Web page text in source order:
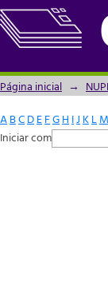
Filtrador
Página inicial →
ABCDEFGH IJ KLM
Iniciar com